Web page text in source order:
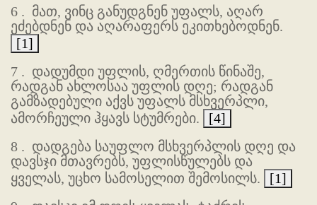
6 . მათ, ვინც განუდგნენ უფალს, აღარ
ეძებდნენ და აღარაფერს ეკითხებოდნენ.
[1]
7 . დადუმდი უფლის, ღმერთის წინაშე,
რადგან ახლოსაა უფლის დღე; რადგან
გამზადებული აქვს უფალს მსხვერპლი,
ამორჩეული ჰყავს სტუმრები.
[4]
8 . დადგება საუფლო მსხვერპლის დღე და
დავსჯი მთავრებს, უფლისწულებს და
ყველას, უცხო სამოსელით შემოსილს.
[1]